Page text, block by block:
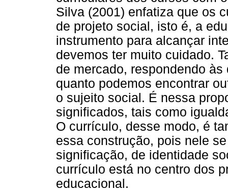
Silva (2001) enfatiza que os
de projeto social, isto é, a
instrumento para alcançar
devemos ter muito cuidado.
de mercado, respondendo
quanto podemos encontrar
o sujeito social. É nessa
significados, tais como
O currículo, desse modo, é
essa construção, pois nele
significação, de identidade
currículo está no centro dos
educacional.